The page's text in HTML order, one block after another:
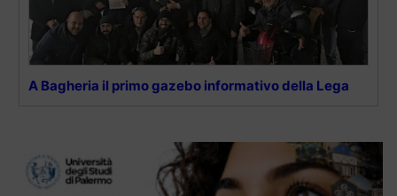
A Bagheria il primo gazebo informativo della Lega